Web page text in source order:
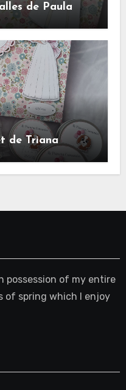
de Paula
de Triana
possession of my entire
of spring which I enjoy